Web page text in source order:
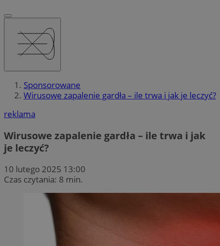
Sponsorowane
Wirusowe zapalenie gardła – ile trwa i jak je leczyć?
reklama
Wirusowe zapalenie gardła – ile trwa i jak
je leczyć?
10 lutego 2025 13:00
Czas czytania: 8 min.